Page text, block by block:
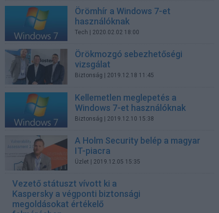
Örömhír a Windows 7-et
használóknak
Tech | 2020.02.02 18:00
Örökmozgó sebezhetőségi
vizsgálat
Biztonság | 2019.12.18 11:45
Kellemetlen meglepetés a
Windows 7-et használóknak
Biztonság | 2019.12.10 15:38
A Holm Security belép a magyar
IT-piacra
Üzlet | 2019.12.05 15:35
Vezető státuszt vívott ki a
Kaspersky a végponti biztonsági
megoldásokat értékelő